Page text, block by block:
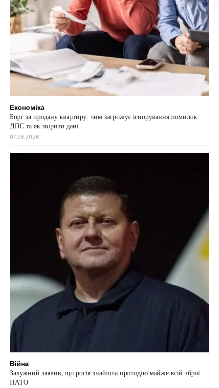
Економіка
Борг за продану квартиру: чим загрожує ігнорування помилок
ДПС та як звірити дані
07.08.2026
Війна
Залужний заявив, що росія знайшла протидію майже всій зброї
НАТО